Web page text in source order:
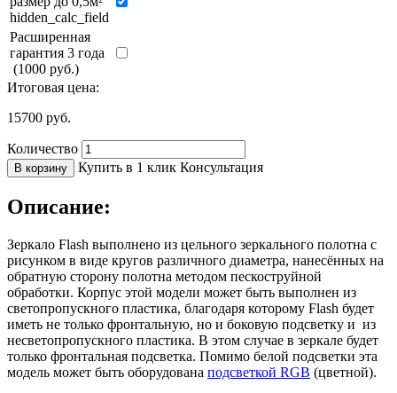
hidden_calc_field
Расширенная
гарантия 3 года
(1000 руб.)
Итоговая цена:
15700 руб.
Количество
В корзину Купить в 1 клик Консультация
Описание:
Зеркало Flash выполнено из цельного зеркального полотна с
рисунком в виде кругов различного диаметра, нанесённых на
обратную сторону полотна методом пескоструйной
обработки. Корпус этой модели может быть выполнен из
светопропускного пластика, благодаря которому Flash будет
иметь не только фронтальную, но и боковую подсветку и из
несветопропускного пластика. В этом случае в зеркале будет
только фронтальная подсветка. Помимо белой подсветки эта
модель может быть оборудована подсветкой RGB (цветной).